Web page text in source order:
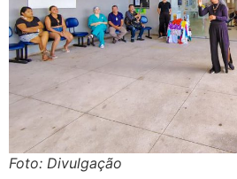
Foto: Divulgação